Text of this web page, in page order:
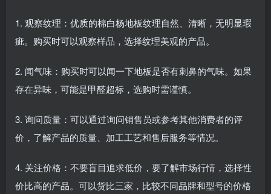
1. 观察纹理：优质的棉白杨地板纹理自然、清晰，无明显瑕
疵。购买时可以观察样品，选择纹理美观的产品。
2. 闻气味：购买时可以闻一下地板是否有刺鼻的气味。如果
存在异味，可能是甲醛超标，选购时需谨慎。
3. 询问质量：可以通过询问销售员或参考其他消费者的评
价，了解产品的质量、加工工艺和售后服务等情况。
4. 关注价格：不要盲目追求低价，要了解市场行情，选择性
价比高的产品。可以货比三家，比较不同品牌和型号的价格